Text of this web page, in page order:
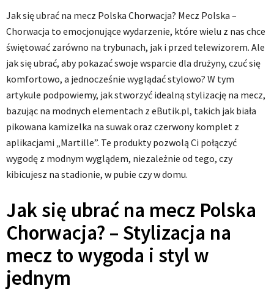
Jak się ubrać na mecz Polska Chorwacja? Mecz Polska –
Chorwacja to emocjonujące wydarzenie, które wielu z nas chce
świętować zarówno na trybunach, jak i przed telewizorem. Ale
jak się ubrać, aby pokazać swoje wsparcie dla drużyny, czuć się
komfortowo, a jednocześnie wyglądać stylowo? W tym
artykule podpowiemy, jak stworzyć idealną stylizację na mecz,
bazując na modnych elementach z eButik.pl, takich jak biała
pikowana kamizelka na suwak oraz czerwony komplet z
aplikacjami „Martille”. Te produkty pozwolą Ci połączyć
wygodę z modnym wyglądem, niezależnie od tego, czy
kibicujesz na stadionie, w pubie czy w domu.
Jak się ubrać na mecz Polska
Chorwacja? – Stylizacja na
mecz to wygoda i styl w
jednym